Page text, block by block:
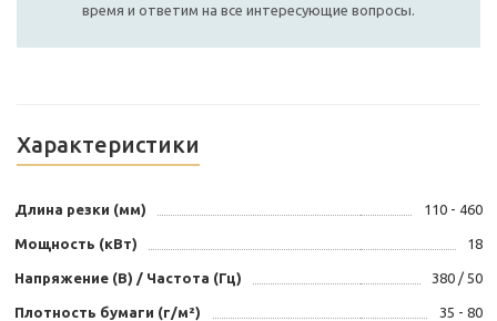
время и ответим на все интересующие вопросы.
Характеристики
Длина резки (мм) 110 - 460
Мощность (кВт) 18
Напряжение (В) / Частота (Гц) 380 / 50
Плотность бумаги (г/м²) 35 - 80